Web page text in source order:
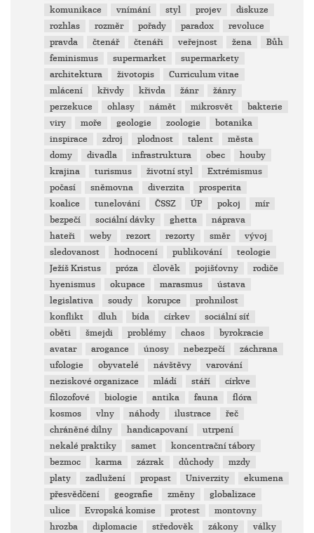
komunikace
vnímání styl projev
diskuze
rozhlas
rozměr pořady paradox
revoluce
pravda
čtenář čtenáři veřejnost žena
Bůh
feminismus
supermarket
supermarkety
architektura
životopis
Curriculum vitae
mlácení
křivdy křivda žánr
žánry
perzekuce
ohlasy námět mikrosvět
bakterie
viry
moře geologie zoologie
botanika
inspirace
zdroj plodnost talent
města
domy
divadla infrastruktura obec
houby
krajina
turismus životní styl
Extrémismus
počasí
sněmovna diverzita
prosperita
koalice
tunelování ČSSZ ÚP pokoj
mír
bezpečí
sociální dávky ghetta
náprava
hateři
weby rezort rezorty směr
vývoj
sledovanost
hodnocení publikování
teologie
Ježíš Kristus
próza člověk pojišťovny
rodiče
hyenismus
okupace marasmus
ústava
legislativa
soudy korupce
prohnilost
konflikt
dluh bída církev
sociální síť
oběti
šmejdi problémy chaos
byrokracie
avatar
arogance únosy nebezpečí
záchrana
ufologie
obyvatelé návštěvy
varování
neziskové organizace
mládí stáří
církve
filozofové
biologie antika fauna
flóra
kosmos
vlny náhody ilustrace
řeč
chráněné dílny
handicapovaní
utrpení
nekalé praktiky
samet
koncentrační tábory
bezmoc
karma zázrak důchody
mzdy
platy
zadlužení propast Univerzity
ekumena
přesvědčení
geografie změny
globalizace
ulice
Evropská komise protest
montovny
hrozba
diplomacie středověk zákony
války